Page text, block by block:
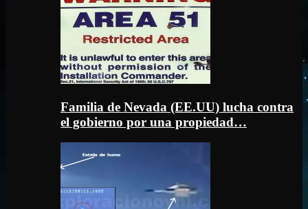
Familia de Nevada (EE.UU) lucha contra
el gobierno por una propiedad…